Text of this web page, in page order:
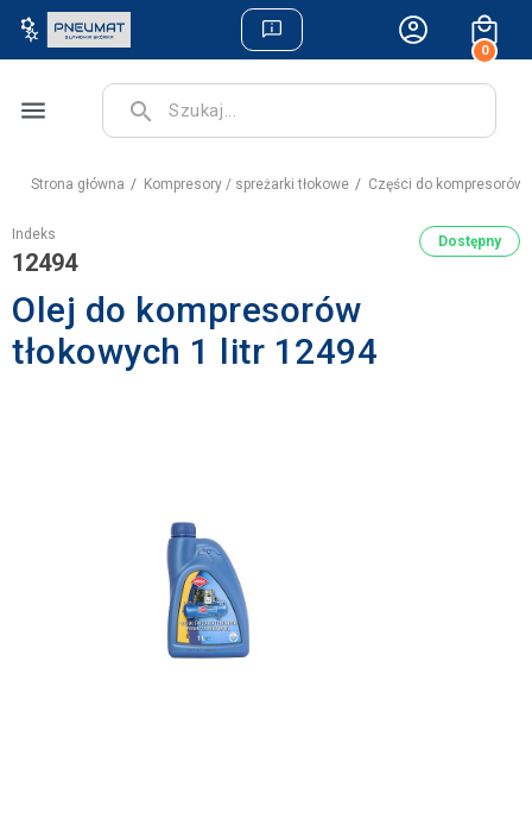
0
menu search
Strona główna Kompresory / spreżarki tłokowe Części do kompresorów
Indeks
12494
Dostępny
Olej do kompresorów
tłokowych 1 litr 12494